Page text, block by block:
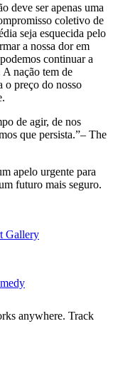
deve ser apenas uma
coletivo de
seja esquecida pelo
a nossa dor em
continuar a
nação tem de
o preço do nosso
de agir, de nos
que persista.”– The
apelo urgente para
futuro mais seguro.
Gallery
anywhere. Track